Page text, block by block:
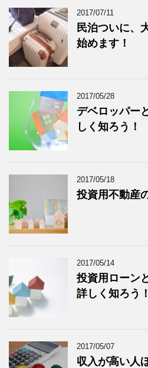
2017/07/11
民泊ついに、
始めます！
2017/05/28
デベロッパー
しく知ろう！
2017/05/18
投資用不動産
2017/05/14
投資用ローン
詳しく知ろう！
2017/05/07
収入が高い人